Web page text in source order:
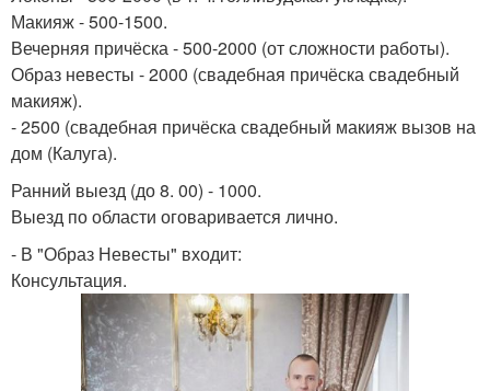
Макияж - 500-1500.
Вечерняя причёска - 500-2000 (от сложности работы).
Образ невесты - 2000 (свадебная причёска свадебный
макияж).
- 2500 (свадебная причёска свадебный макияж вызов на
дом (Калуга).
Ранний выезд (до 8. 00) - 1000.
Выезд по области оговаривается лично.
- В "Образ Невесты" входит:
Консультация.